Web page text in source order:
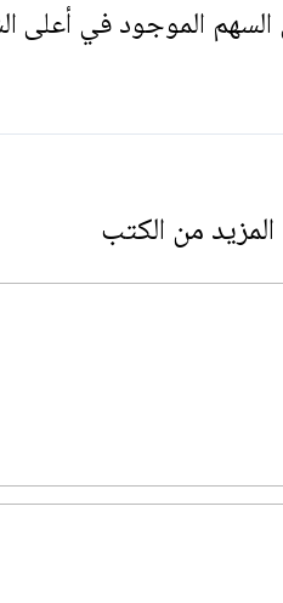
السهم الموجود في
المزيد من الكتب